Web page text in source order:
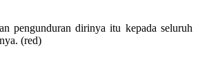
pengunduran dirinya itu kepada seluruh
(red)